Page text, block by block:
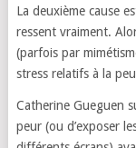
La deuxième cause
ressent vraiment.
(parfois par
stress relatifs à la
Catherine Gueguen
peur (ou d’exposer